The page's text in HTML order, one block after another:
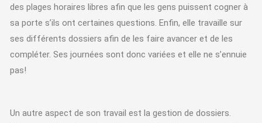
des plages horaires libres afin que les gens puissent cogner à
sa porte s’ils ont certaines questions. Enfin, elle travaille sur
ses différents dossiers afin de les faire avancer et de les
compléter. Ses journées sont donc variées et elle ne s’ennuie
pas!
Un autre aspect de son travail est la gestion de dossiers.